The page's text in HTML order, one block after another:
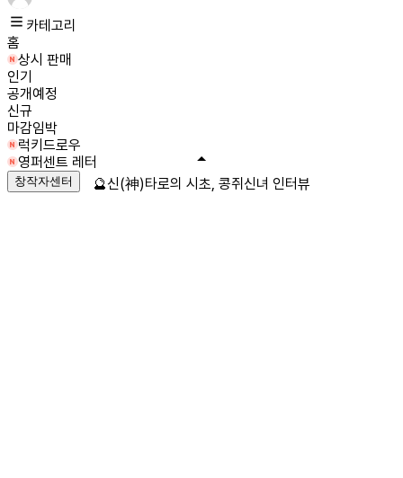
카테고리
홈
상시 판매
인기
공개예정
신규
마감임박
럭키드로우
영퍼센트 레터
창작자센터 🔮신(神)타로의 시초, 콩쥐신녀 인터뷰